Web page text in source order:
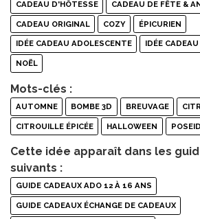
CADEAU D'HÔTESSE CADEAU DE FÊTE &
CADEAU ORIGINAL COZY ÉPICURIEN
IDÉE CADEAU ADOLESCENTE IDÉE
NOËL
Mots-clés :
AUTOMNE BOMBE 3D BREUVAGE
CITROUILLE ÉPICÉE HALLOWEEN
Cette idée apparaît dans les
suivants :
GUIDE CADEAUX ADO 12 À 16 ANS
GUIDE CADEAUX ÉCHANGE DE CADEAUX